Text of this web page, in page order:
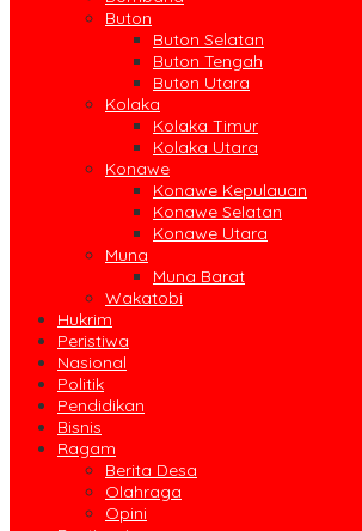
Buton
Buton Selatan
Buton Tengah
Buton Utara
Kolaka
Kolaka Timur
Kolaka Utara
Konawe
Konawe Kepulauan
Konawe Selatan
Konawe Utara
Muna
Muna Barat
Wakatobi
Hukrim
Peristiwa
Nasional
Politik
Pendidikan
Bisnis
Ragam
Berita Desa
Olahraga
Opini